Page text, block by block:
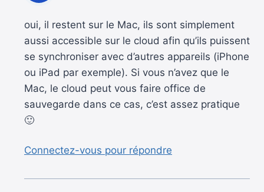
oui, il restent sur le Mac, ils sont simplement
aussi accessible sur le cloud afin qu’ils puissent
se synchroniser avec d’autres appareils (iPhone
ou iPad par exemple). Si vous n’avez que le
Mac, le cloud peut vous faire office de
sauvegarde dans ce cas, c’est assez pratique
🙂
Connectez-vous pour répondre